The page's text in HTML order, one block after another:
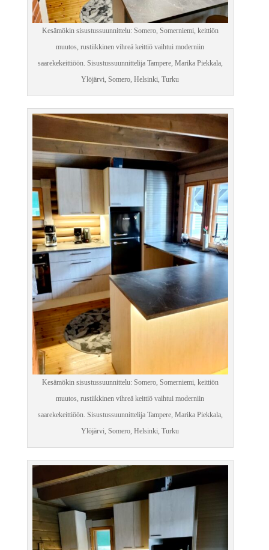
Kesämökin sisustussuunnittelu: Somero, Somerniemi, keittiön
muutos, rustiikkinen vihreä keittiö vaihtui moderniin
saarekekeittiöön. Sisustussuunnittelija Tampere, Marika Piekkala,
Ylöjärvi, Somero, Helsinki, Turku
Kesämökin sisustussuunnittelu: Somero, Somerniemi, keittiön
muutos, rustiikkinen vihreä keittiö vaihtui moderniin
saarekekeittiöön. Sisustussuunnittelija Tampere, Marika Piekkala,
Ylöjärvi, Somero, Helsinki, Turku